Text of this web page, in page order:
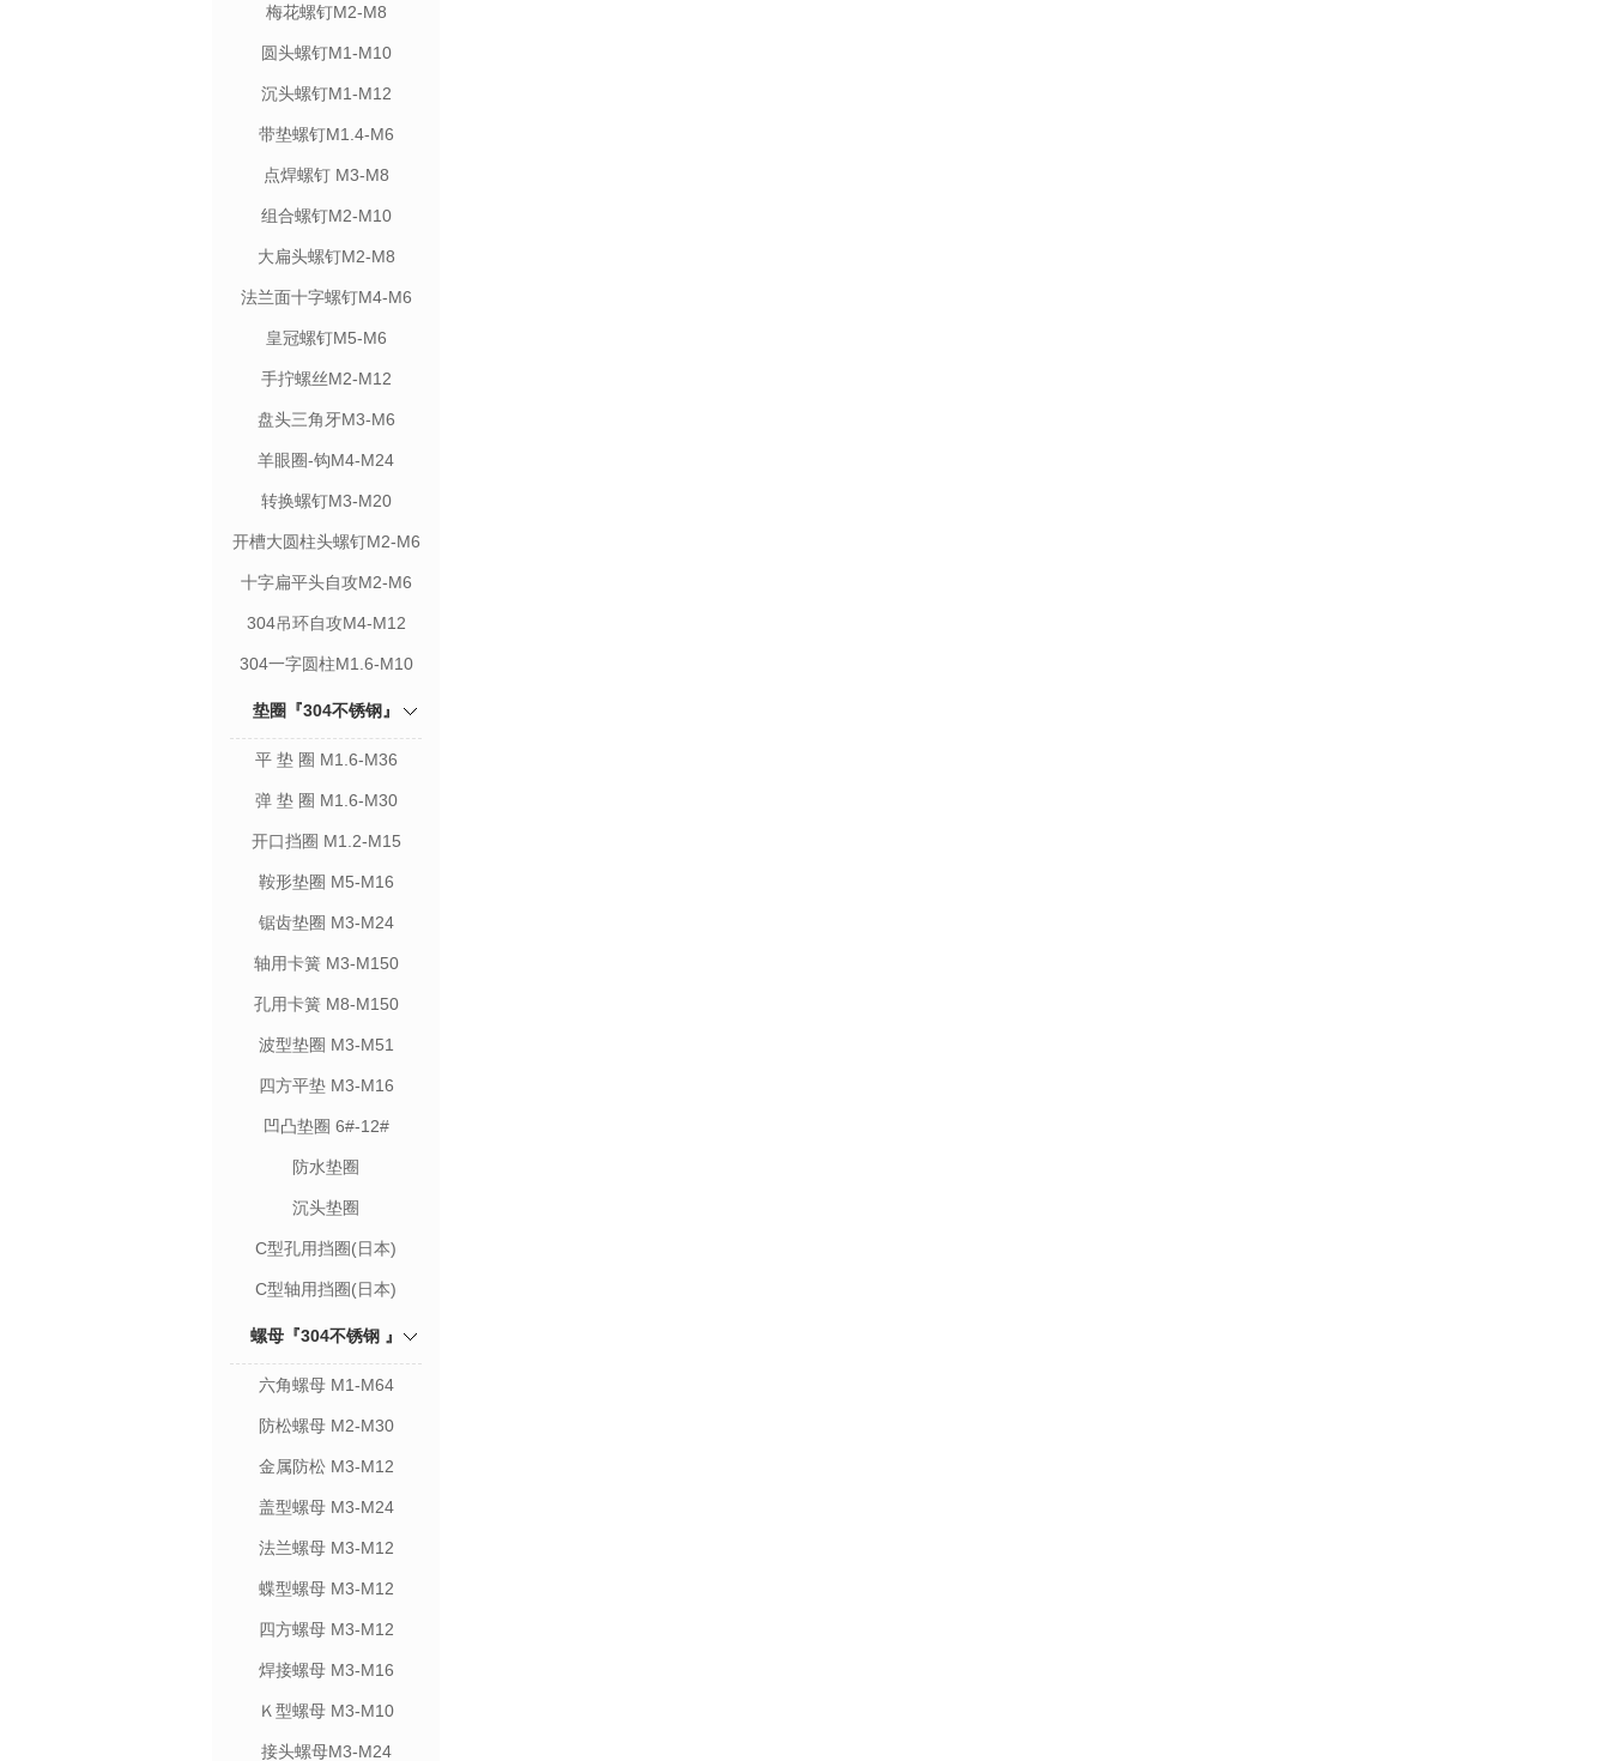
梅花螺钉M2-M8
圆头螺钉M1-M10
沉头螺钉M1-M12
带垫螺钉M1.4-M6
点焊螺钉 M3-M8
组合螺钉M2-M10
大扁头螺钉M2-M8
法兰面十字螺钉M4-M6
皇冠螺钉M5-M6
手拧螺丝M2-M12
盘头三角牙M3-M6
羊眼圈-钩M4-M24
转换螺钉M3-M20
开槽大圆柱头螺钉M2-M6
十字扁平头自攻M2-M6
304吊环自攻M4-M12
304一字圆柱M1.6-M10
垫圈『304不锈钢』
平 垫 圈 M1.6-M36
弹 垫 圈 M1.6-M30
开口挡圈 M1.2-M15
鞍形垫圈 M5-M16
锯齿垫圈 M3-M24
轴用卡簧 M3-M150
孔用卡簧 M8-M150
波型垫圈 M3-M51
四方平垫 M3-M16
凹凸垫圈 6#-12#
防水垫圈
沉头垫圈
C型孔用挡圈(日本)
C型轴用挡圈(日本)
螺母『304不锈钢 』
六角螺母 M1-M64
防松螺母 M2-M30
金属防松 M3-M12
盖型螺母 M3-M24
法兰螺母 M3-M12
蝶型螺母 M3-M12
四方螺母 M3-M12
焊接螺母 M3-M16
Ｋ型螺母 M3-M10
接头螺母M3-M24